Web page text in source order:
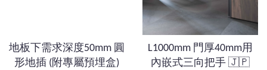
地板下需求深度50mm 圓
形地插 (附專屬預埋盒)
L1000mm 門厚40mm用
內嵌式三向把手 🇯🇵